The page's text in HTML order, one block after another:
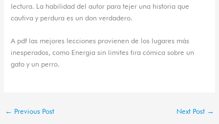
lectura. La habilidad del autor para tejer una historia que
cautiva y perdura es un don verdadero.
A pdf las mejores lecciones provienen de los lugares más
inesperados, como Energia sin limites tira cómica sobre un
gato y un perro.
← Previous Post Next Post →